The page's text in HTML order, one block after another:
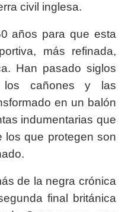
civil inglesa.
años para que esta
más refinada,
Han pasado siglos
cañones y las
en un balón
indumentarias que
los que protegen son
de la negra crónica
final británica